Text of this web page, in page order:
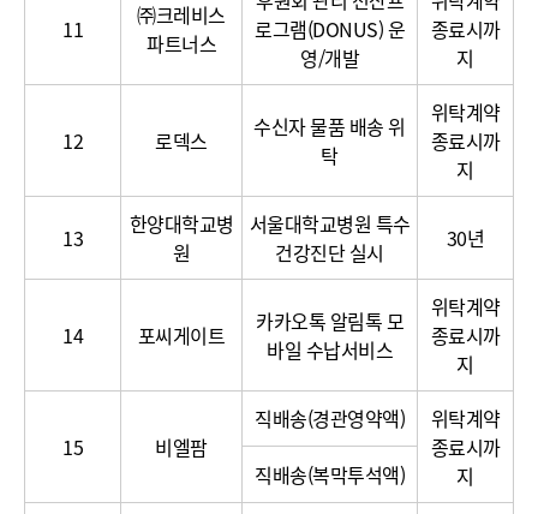
11
㈜크레비스
파트너스
로그램(DONUS) 운
영/개발
종료시까
지
12 로덱스
수신자 물품 배송 위
탁
위탁계약
종료시까
지
13
한양대학교병
원
서울대학교병원 특수
건강진단 실시
30년
14 포씨게이트
카카오톡 알림톡 모
바일 수납서비스
위탁계약
종료시까
지
15 비엘팜
직배송(경관영약액)
위탁계약
종료시까
지
직배송(복막투석액)